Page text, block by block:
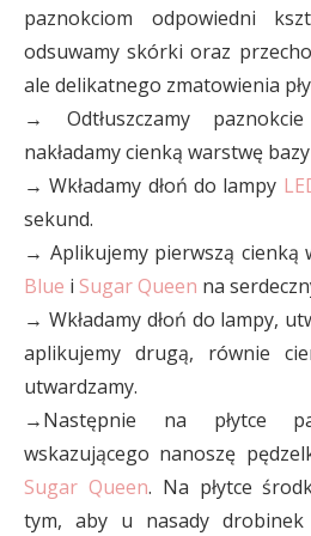
paznokciom odpowiedni
odsuwamy skórki oraz
ale delikatnego zmatowienia
→ Odtłuszczamy
nakładamy cienką warstwę bazy
→ Wkładamy dłoń do lampy
sekund.
→ Aplikujemy pierwszą cienką
Blue i Sugar Queen na
→ Wkładamy dłoń do lampy,
aplikujemy drugą, równie
utwardzamy.
→Następnie na płytce
wskazującego nanoszę
Sugar Queen. Na płytce
tym, aby u nasady drobinek